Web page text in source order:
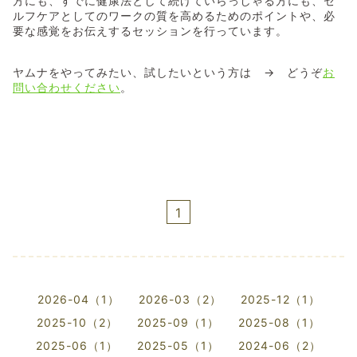
ルフケアとしてのワークの質を高めるためのポイントや、必
要な感覚をお伝えするセッションを行っています。
ヤムナをやってみたい、試したいという方は → どうぞお
問い合わせください。
1
2026-04（1） 2026-03（2）
2025-12（1）
2025-10（2）
2025-09（1）
2025-08（1）
2025-06（1）
2025-05（1） 2024-06（2）